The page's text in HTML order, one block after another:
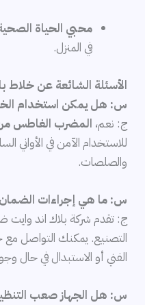
محبي الحياة
في المنزل.
الأسئلة الشائعة عن خلاط
س: هل يمكن استخدام
ج: نعم، المضرب الغاطس
للاستخدام الآمن في الأواني
والصلصات.
س: ما هي إجراءات الضمان
ج: تقدم شركة بلاك اند
التصنيع. يمكنك التواصل
الفني أو الاستبدال في
س: هل الجهاز صعب